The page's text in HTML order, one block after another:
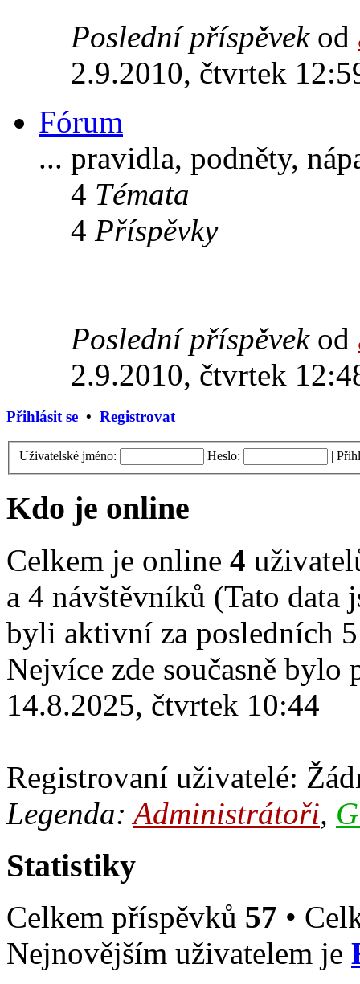
Poslední příspěvekod
2.9.2010, čtvrtek
Fórum
... pravidla, podněty,
4 Témata
4 Příspěvky
Poslední příspěvekod
2.9.2010, čtvrtek
Přihlásit se • Registrovat
Uživatelské jméno: Heslo: |
Kdo je online
Celkem je online 4
a 4 návštěvníků (Tato data
byli aktivní za posledních
Nejvíce zde současně
14.8.2025, čtvrtek 10:44
Registrovaní uživatelé:
Legenda:Administrátoři,
Statistiky
Celkem příspěvků 57 •
Nejnovějším uživatelem je